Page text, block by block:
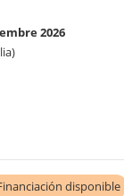
2026
disponible